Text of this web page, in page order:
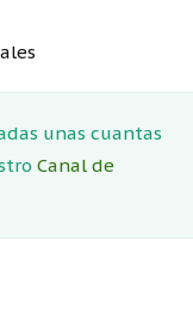
unas cuantas
Canal de